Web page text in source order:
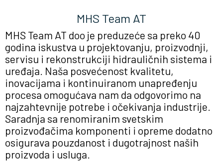
MHS Team AT
MHS Team AT doo je preduzeće sa preko 40
godina iskustva u projektovanju, proizvodnji,
servisu i rekonstrukciji hidrauličnih sistema i
uređaja. Naša posvećenost kvalitetu,
inovacijama i kontinuiranom unapređenju
procesa omogućava nam da odgovorimo na
najzahtevnije potrebe i očekivanja industrije.
Saradnja sa renomiranim svetskim
proizvođačima komponenti i opreme dodatno
osigurava pouzdanost i dugotrajnost naših
proizvoda i usluga.